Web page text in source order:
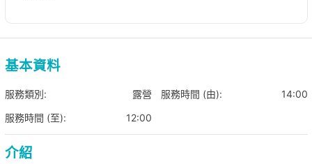
基本資料
服務類別: 露營 服務時間 (由):
14:00
服務時間 (至):
12:00
介紹